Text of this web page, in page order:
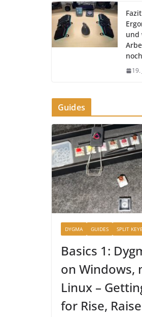
und
19.
Guides
DYGMA GUIDES SPLIT
Basics 1:
on Windows,
Linux –
for Rise,